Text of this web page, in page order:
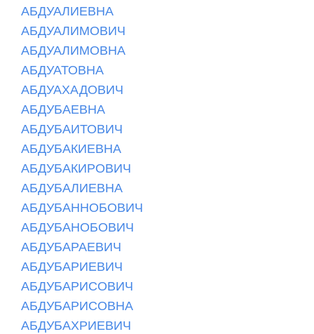
АБДУАЛИЕВНА
АБДУАЛИМОВИЧ
АБДУАЛИМОВНА
АБДУАТОВНА
АБДУАХАДОВИЧ
АБДУБАЕВНА
АБДУБАИТОВИЧ
АБДУБАКИЕВНА
АБДУБАКИРОВИЧ
АБДУБАЛИЕВНА
АБДУБАННОБОВИЧ
АБДУБАНОБОВИЧ
АБДУБАРАЕВИЧ
АБДУБАРИЕВИЧ
АБДУБАРИСОВИЧ
АБДУБАРИСОВНА
АБДУБАХРИЕВИЧ